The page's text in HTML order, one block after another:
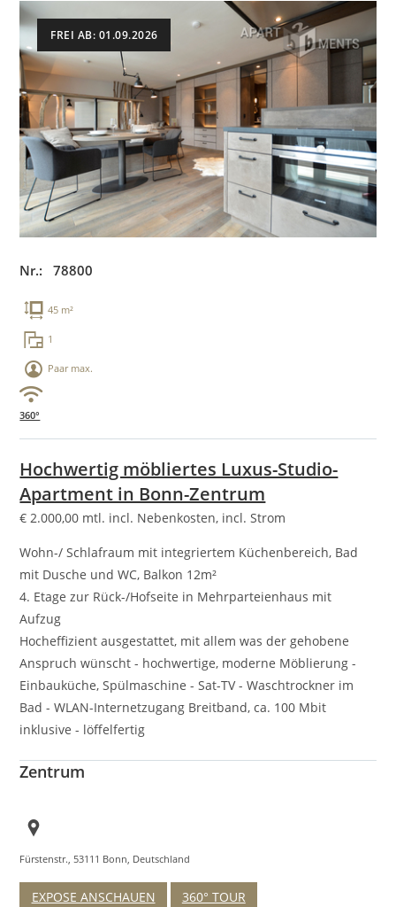
FREI AB: 01.09.2026
Nr.: 78800
45 m²
1
Paar max.
360°
Hochwertig möbliertes Luxus-Studio-
Apartment in Bonn-Zentrum
€ 2.000,00 mtl. incl. Nebenkosten, incl. Strom
Wohn-/ Schlafraum mit integriertem Küchenbereich, Bad
mit Dusche und WC, Balkon 12m²
4. Etage zur Rück-/Hofseite in Mehrparteienhaus mit
Aufzug
Hocheffizient ausgestattet, mit allem was der gehobene
Anspruch wünscht - hochwertige, moderne Möblierung -
Einbauküche, Spülmaschine - Sat-TV - Waschtrockner im
Bad - WLAN-Internetzugang Breitband, ca. 100 Mbit
inklusive - löffelfertig
Zentrum
Fürstenstr., 53111 Bonn, Deutschland
EXPOSE ANSCHAUEN 360° TOUR